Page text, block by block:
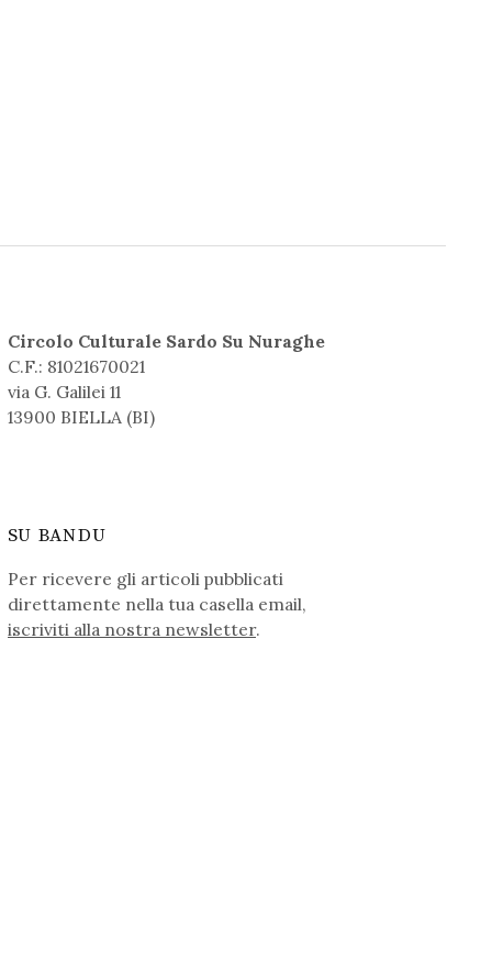
Circolo Culturale Sardo Su Nuraghe
C.F.: 81021670021
via G. Galilei 11
13900 BIELLA (BI)
SU BANDU
Per ricevere gli articoli pubblicati
direttamente nella tua casella email,
iscriviti alla nostra newsletter.